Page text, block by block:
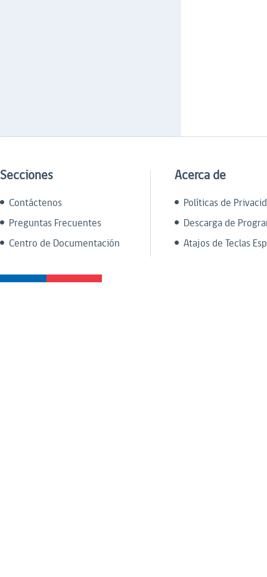
Secciones
Contáctenos
Preguntas Frecuentes
Centro de Documentación
Acerca de
Políticas de
Descarga de
Atajos de Teclas